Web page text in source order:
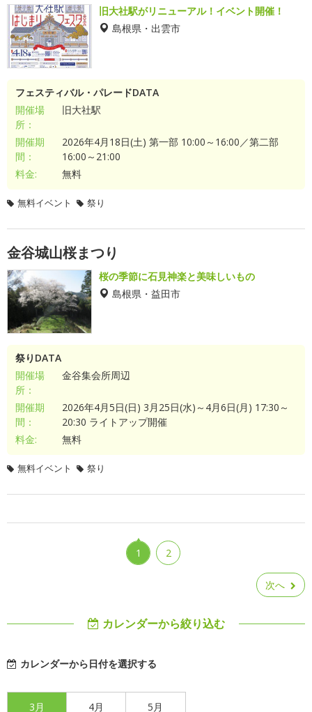
旧大社駅がリニューアル！イベント開催！
島根県・出雲市
フェスティバル・パレードDATA
開催場
所：
旧大社駅
開催期
間：
2026年4月18日(土) 第一部 10:00～16:00／第二部
16:00～21:00
料金:
無料
無料イベント 祭り
金谷城山桜まつり
桜の季節に石見神楽と美味しいもの
島根県・益田市
祭りDATA
開催場
所：
金谷集会所周辺
開催期
間：
2026年4月5日(日) 3月25日(水)～4月6日(月) 17:30～
20:30 ライトアップ開催
料金:
無料
無料イベント 祭り
1 2
次へ
カレンダーから絞り込む
カレンダーから日付を選択する
3月 4月 5月